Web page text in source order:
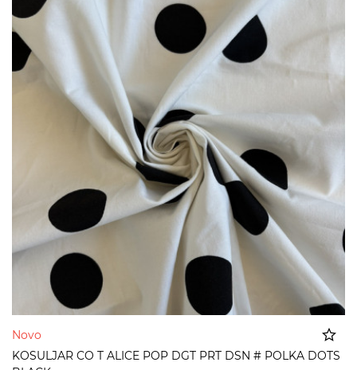
Novo
KOSULJAR CO T ALICE POP DGT PRT DSN # POLKA DOTS